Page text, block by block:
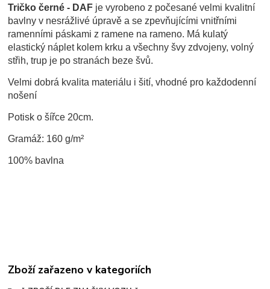
Tričko černé - DAF je vyrobeno z počesané velmi kvalitní
bavlny v nesrážlivé úpravě a se zpevňujícími vnitřními
ramenními páskami z ramene na rameno. Má kulatý
elastický náplet kolem krku a všechny švy zdvojeny, volný
střih, trup je po stranách beze švů.
Velmi dobrá kvalita materiálu i šití, vhodné pro každodenní
nošení
Potisk o šířce 20cm.
Gramáž: 160 g/m²
100% bavlna
Zboží zařazeno v kategoriích